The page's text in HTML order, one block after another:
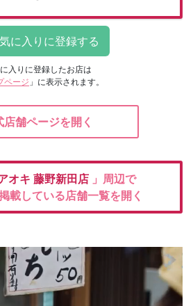
入りに登録したお店は
ページ 」に表示されます。
店舗ページを開く
オキ 藤野新田店 」周辺で
載している店舗一覧を開く